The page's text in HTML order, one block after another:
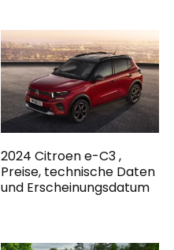
2024 Citroen e-C3 ,
Preise, technische Daten
und Erscheinungsdatum